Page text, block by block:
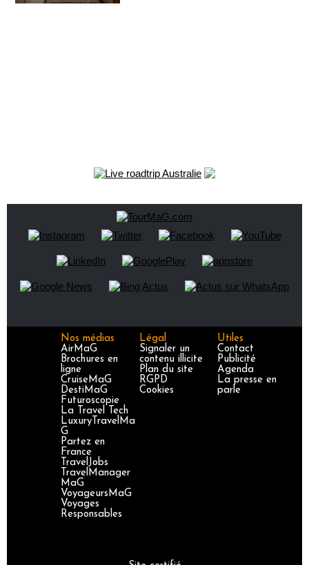
Nos médias
AirMaG
Brochures en
ligne
CruiseMaG
DestiMaG
Futuroscopie
La Travel Tech
LuxuryTravelMa
G
Partez en
France
TravelJobs
TravelManager
MaG
VoyageursMaG
Voyages
Responsables
Légal
Signaler un
contenu illicite
Plan du site
RGPD
Cookies
Utiles
Contact
Publicité
Agenda
La presse en
parle